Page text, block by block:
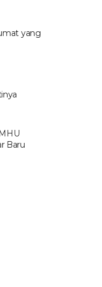
yang
Baru